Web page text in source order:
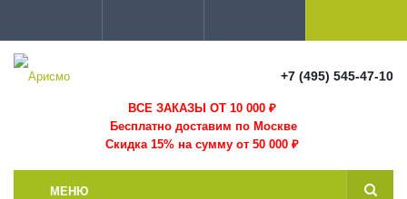
+7 (495) 545-47-10
ВСЕ ЗАКАЗЫ ОТ 10 000₽
Бесплатно доставим по Москве
Скидка 15% на сумму от 50 000 ₽
МЕНЮ